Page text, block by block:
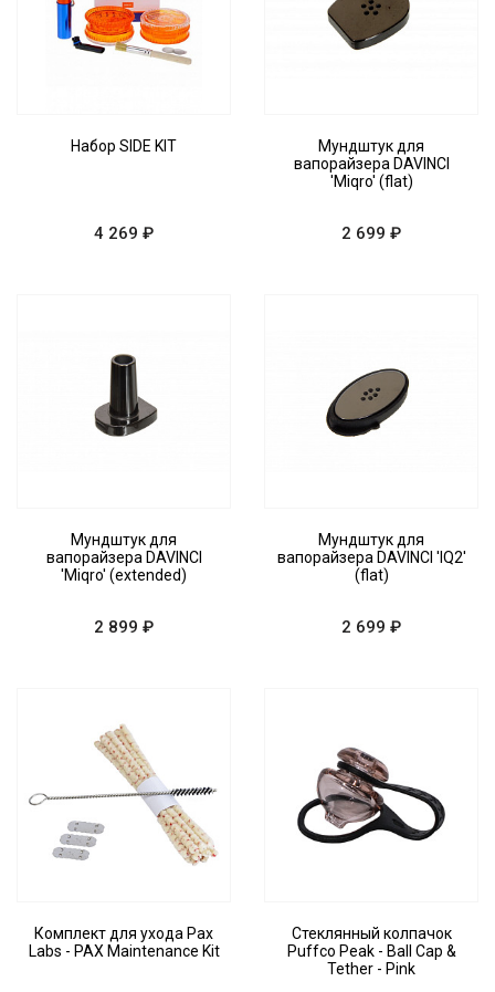
Набор SIDE KIT
4 269 ₽
Мундштук для
вапорайзера DAVINCI
'Miqro' (flat)
2 699 ₽
Мундштук для
вапорайзера DAVINCI
'Miqro' (extended)
2 899 ₽
Мундштук для
вапорайзера DAVINCI 'IQ2'
(flat)
2 699 ₽
Комплект для ухода Pax
Labs - PAX Maintenance Kit
Стеклянный колпачок
Puffco Peak - Ball Cap &
Tether - Pink